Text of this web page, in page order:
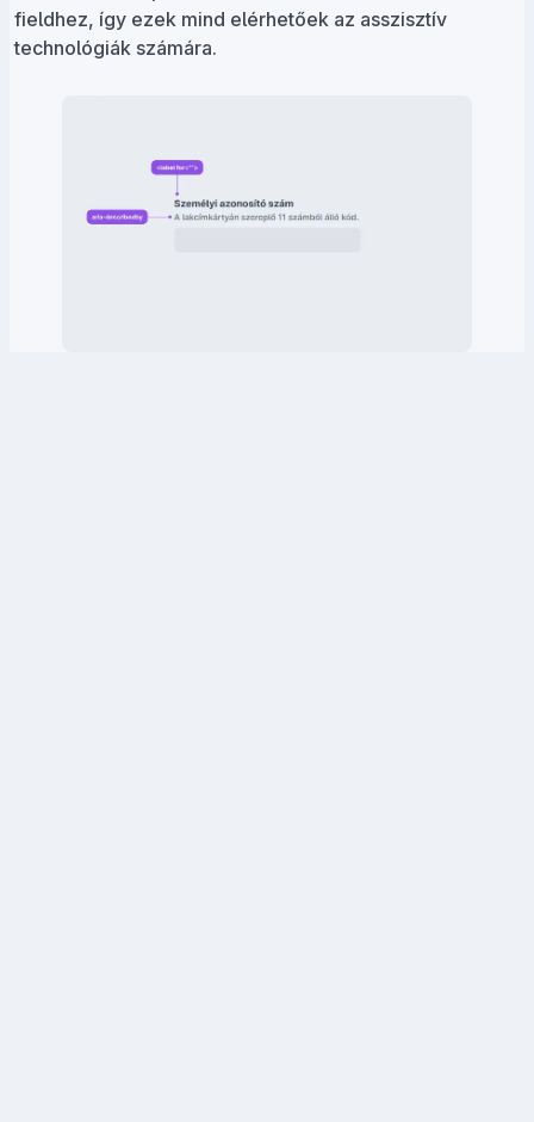
fieldhez, így ezek mind elérhetőek az asszisztív
technológiák számára.